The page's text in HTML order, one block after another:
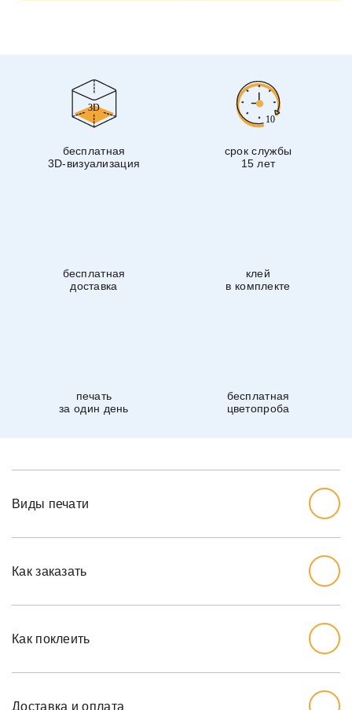
бесплатная
3D-визуализация
срок службы
15 лет
бесплатная
доставка
клей
в комплекте
печать
за один день
бесплатная
цветопроба
Виды печати
Как заказать
Перед тем, как заказывать, вы должны измерить стену,
на обе меры, так как стены могут немного наклоняться.
Как поклеить
Доставка и оплата